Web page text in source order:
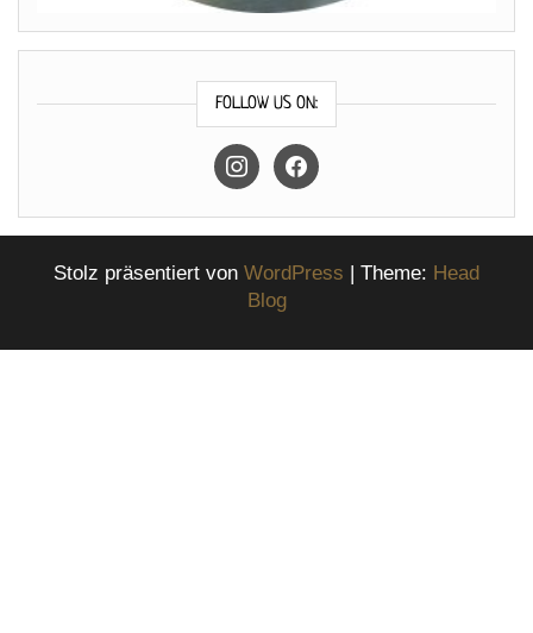
FOLLOW US ON:
instagramfacebook
Stolz präsentiert von WordPress | Theme: Head
Blog